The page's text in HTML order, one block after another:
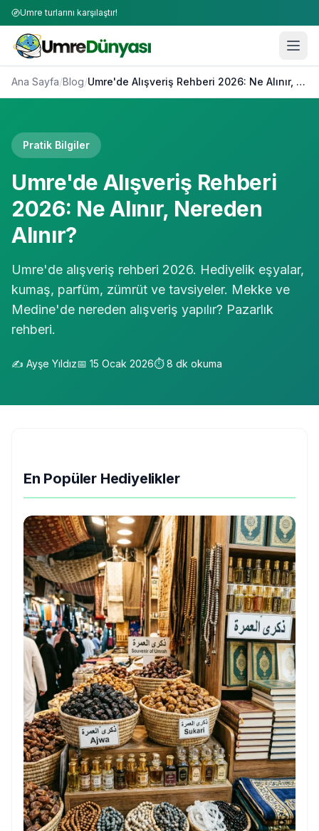
Umre turlarını karşılaştır!
Ana Sayfa/Blog/ Umre'de Alışveriş Rehberi 2026: Ne Alınır, Nereden Alınır?
Pratik Bilgiler
Umre'de Alışveriş Rehberi
2026: Ne Alınır, Nereden
Alınır?
Umre'de alışveriş rehberi 2026. Hediyelik eşyalar,
kumaş, parfüm, zümrüt ve tavsiyeler. Mekke ve
Medine'de nereden alışveriş yapılır? Pazarlık
rehberi.
✍️ Ayşe Yıldız📅 15 Ocak 2026⏱️8 dk okuma
En Popüler Hediyelikler